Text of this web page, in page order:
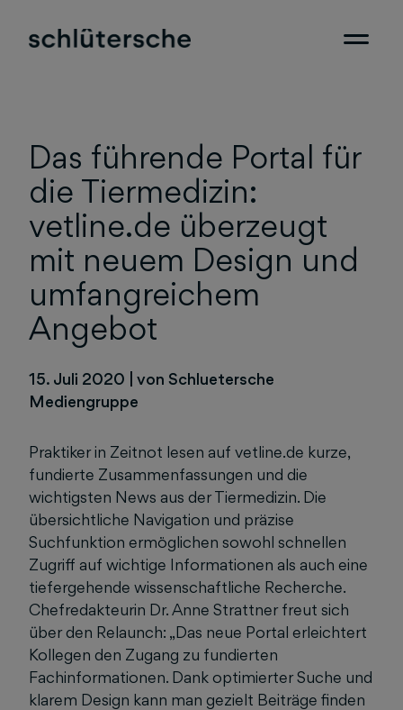
Das führende Portal für
die Tiermedizin:
vetline.de überzeugt
mit neuem Design und
umfangreichem
Angebot
15. Juli 2020
von Schluetersche
Mediengruppe
Praktiker in Zeitnot lesen auf vetline.de kurze,
fundierte Zusammenfassungen und die
wichtigsten News aus der Tiermedizin. Die
übersichtliche Navigation und präzise
Suchfunktion ermöglichen sowohl schnellen
Zugriff auf wichtige Informationen als auch eine
tiefergehende wissenschaftliche Recherche.
Chefredakteurin Dr. Anne Strattner freut sich
über den Relaunch: „Das neue Portal erleichtert
Kollegen den Zugang zu fundierten
Fachinformationen. Dank optimierter Suche und
klarem Design kann man gezielt Beiträge finden